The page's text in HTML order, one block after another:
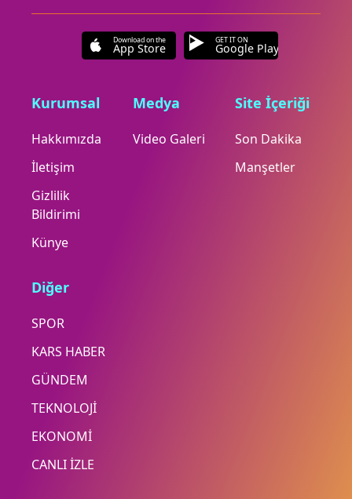
Download on the
App Store
GET IT ON
Google Play
Kurumsal
Hakkımızda
İletişim
Gizlilik
Bildirimi
Künye
Medya
Video Galeri
Site İçeriği
Son Dakika
Manşetler
Diğer
SPOR
KARS HABER
GÜNDEM
TEKNOLOJİ
EKONOMİ
CANLI İZLE